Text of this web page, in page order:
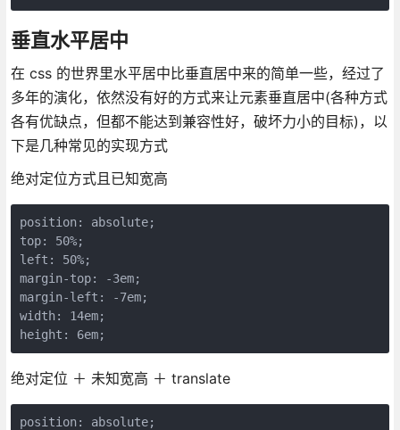
垂直水平居中
在 css 的世界里水平居中比垂直居中来的简单一些，经过了
多年的演化，依然没有好的方式来让元素垂直居中(各种方式
各有优缺点，但都不能达到兼容性好，破坏力小的目标)，以
下是几种常见的实现方式
绝对定位方式且已知宽高
position: absolute;
top: 50%;
left: 50%;
margin-top: -3em;
margin-left: -7em;
width: 14em;
height: 6em;
绝对定位 ＋ 未知宽高 ＋ translate
position: absolute;